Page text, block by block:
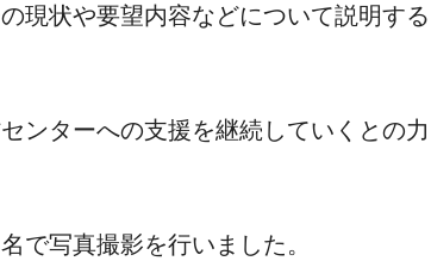
現状や要望内容などについて説明する
ンターへの支援を継続していくとの力
で写真撮影を行いました。